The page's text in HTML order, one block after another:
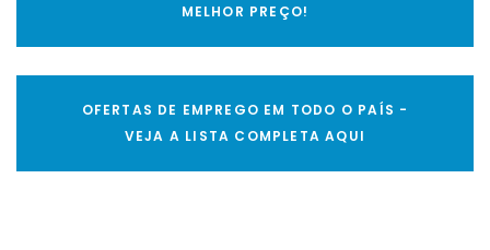
MELHOR PREÇO!
OFERTAS DE EMPREGO EM TODO O PAÍS -
VEJA A LISTA COMPLETA AQUI